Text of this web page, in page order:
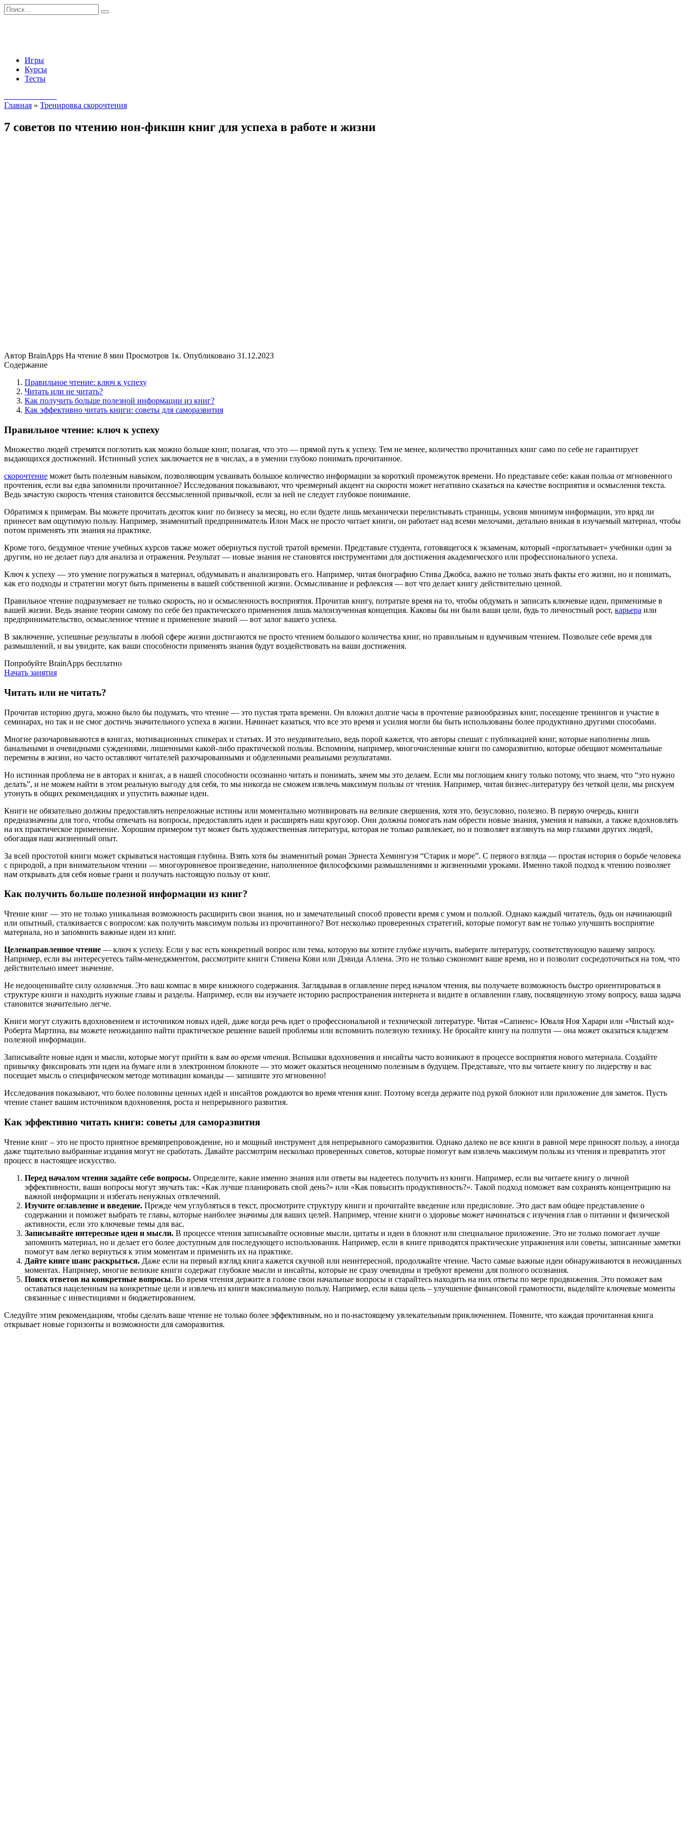
Перейти
к
Search
for:
Игры
Курсы
Тесты
Главная » Тренировка скорочтения
7 советов по чтению нон-фикшн книг для успеха в работе и жизни
Автор BrainApps На чтение 8 мин Просмотров 1к. Опубликовано 31.12.2023
Содержание
Правильное чтение: ключ к успеху
Читать или не читать?
Как получить больше полезной информации из книг?
Как эффективно читать книги: советы для саморазвития
Правильное чтение: ключ к успеху
Множество людей стремятся поглотить как можно больше книг, полагая, что это — прямой путь к успеху. Тем не менее, количество прочитанных книг само по себе не гарантирует
выдающихся достижений. Истинный успех заключается не в числах, а в умении глубоко понимать прочитанное.
скорочтение может быть полезным навыком, позволяющим усваивать большое количество информации за короткий промежуток времени. Но представьте себе: какая польза от мгновенного
прочтения, если вы едва запомнили прочитанное? Исследования показывают, что чрезмерный акцент на скорости может негативно сказаться на качестве восприятия и осмысления текста.
Ведь зачастую скорость чтения становится бессмысленной привычкой, если за ней не следует глубокое понимание.
Обратимся к примерам. Вы можете прочитать десяток книг по бизнесу за месяц, но если будете лишь механически перелистывать страницы, усвоив минимум информации, это вряд ли
принесет вам ощутимую пользу. Например, знаменитый предприниматель Илон Маск не просто читает книги, он работает над всеми мелочами, детально вникая в изучаемый материал, чтобы
потом применять эти знания на практике.
Кроме того, бездумное чтение учебных курсов также может обернуться пустой тратой времени. Представьте студента, готовящегося к экзаменам, который «проглатывает» учебники один за
другим, но не делает пауз для анализа и отражения. Результат — новые знания не становятся инструментами для достижения академического или профессионального успеха.
Ключ к успеху — это умение погружаться в материал, обдумывать и анализировать его. Например, читая биографию Стива Джобса, важно не только знать факты его жизни, но и понимать,
как его подходы и стратегии могут быть применены в вашей собственной жизни. Осмысливание и рефлексия — вот что делает книгу действительно ценной.
Правильное чтение подразумевает не только скорость, но и осмысленность восприятия. Прочитав книгу, потратьте время на то, чтобы обдумать и записать ключевые идеи, применимые в
вашей жизни. Ведь знание теории самому по себе без практического применения лишь малоизученная концепция. Каковы бы ни были ваши цели, будь то личностный рост, карьера или
предпринимательство, осмысленное чтение и применение знаний — вот залог вашего успеха.
В заключение, успешные результаты в любой сфере жизни достигаются не просто чтением большого количества книг, но правильным и вдумчивым чтением. Позвольте себе время для
размышлений, и вы увидите, как ваши способности применять знания будут воздействовать на ваши достижения.
Попробуйте BrainApps бесплатно
Начать занятия
Читать или не читать?
Прочитав историю друга, можно было бы подумать, что чтение — это пустая трата времени. Он вложил долгие часы в прочтение разнообразных книг, посещение тренингов и участие в
семинарах, но так и не смог достичь значительного успеха в жизни. Начинает казаться, что все это время и усилия могли бы быть использованы более продуктивно другими способами.
Многие разочаровываются в книгах, мотивационных спикерах и статьях. И это неудивительно, ведь порой кажется, что авторы спешат с публикацией книг, которые наполнены лишь
банальными и очевидными суждениями, лишенными какой-либо практической пользы. Вспомним, например, многочисленные книги по саморазвитию, которые обещают моментальные
перемены в жизни, но часто оставляют читателей разочарованными и обделенными реальными результатами.
Но истинная проблема не в авторах и книгах, а в нашей способности осознанно читать и понимать, зачем мы это делаем. Если мы поглощаем книгу только потому, что знаем, что “это нужно
делать”, и не можем найти в этом реальную выгоду для себя, то мы никогда не сможем извлечь максимум пользы от чтения. Например, читая бизнес-литературу без четкой цели, мы рискуем
утонуть в общих рекомендациях и упустить важные идеи.
Книги не обязательно должны предоставлять непреложные истины или моментально мотивировать на великие свершения, хотя это, безусловно, полезно. В первую очередь, книги
предназначены для того, чтобы отвечать на вопросы, предоставлять идеи и расширять наш кругозор. Они должны помогать нам обрести новые знания, умения и навыки, а также вдохновлять
на их практическое применение. Хорошим примером тут может быть художественная литература, которая не только развлекает, но и позволяет взглянуть на мир глазами других людей,
обогащая наш жизненный опыт.
За всей простотой книги может скрываться настоящая глубина. Взять хотя бы знаменитый роман Эрнеста Хемингуэя “Старик и море”. С первого взгляда — простая история о борьбе человека
с природой, а при внимательном чтении — многоуровневое произведение, наполненное философскими размышлениями и жизненными уроками. Именно такой подход к чтению позволяет
нам открывать для себя новые грани и получать настоящую пользу от книг.
Как получить больше полезной информации из книг?
Чтение книг — это не только уникальная возможность расширить свои знания, но и замечательный способ провести время с умом и пользой. Однако каждый читатель, будь он начинающий
или опытный, сталкивается с вопросом: как получить максимум пользы из прочитанного? Вот несколько проверенных стратегий, которые помогут вам не только улучшить восприятие
материала, но и запомнить важные идеи из книг.
Целенаправленное чтение — ключ к успеху. Если у вас есть конкретный вопрос или тема, которую вы хотите глубже изучить, выберите литературу, соответствующую вашему запросу.
Например, если вы интересуетесь тайм-менеджментом, рассмотрите книги Стивена Кови или Дэвида Аллена. Это не только сэкономит ваше время, но и позволит сосредоточиться на том, что
действительно имеет значение.
Не недооценивайте силу оглавления. Это ваш компас в мире книжного содержания. Заглядывая в оглавление перед началом чтения, вы получаете возможность быстро ориентироваться в
структуре книги и находить нужные главы и разделы. Например, если вы изучаете историю распространения интернета и видите в оглавлении главу, посвященную этому вопросу, ваша задача
становится значительно легче.
Книги могут служить вдохновением и источником новых идей, даже когда речь идет о профессиональной и технической литературе. Читая «Сапиенс» Юваля Ноя Харари или «Чистый код»
Роберта Мартина, вы можете неожиданно найти практическое решение вашей проблемы или вспомнить полезную технику. Не бросайте книгу на полпути — она может оказаться кладезем
полезной информации.
Записывайте новые идеи и мысли, которые могут прийти к вам во время чтения. Вспышки вдохновения и инсайты часто возникают в процессе восприятия нового материала. Создайте
привычку фиксировать эти идеи на бумаге или в электронном блокноте — это может оказаться неоценимо полезным в будущем. Представьте, что вы читаете книгу по лидерству и вас
посещает мысль о специфическом методе мотивации команды — запишите это мгновенно!
Исследования показывают, что более половины ценных идей и инсайтов рождаются во время чтения книг. Поэтому всегда держите под рукой блокнот или приложение для заметок. Пусть
чтение станет вашим источником вдохновения, роста и непрерывного развития.
Как эффективно читать книги: советы для саморазвития
Чтение книг – это не просто приятное времяпрепровождение, но и мощный инструмент для непрерывного саморазвития. Однако далеко не все книги в равной мере приносят пользу, а иногда
даже тщательно выбранные издания могут не сработать. Давайте рассмотрим несколько проверенных советов, которые помогут вам извлечь максимум пользы из чтения и превратить этот
процесс в настоящее искусство.
Перед началом чтения задайте себе вопросы. Определите, какие именно знания или ответы вы надеетесь получить из книги. Например, если вы читаете книгу о личной
эффективности, ваши вопросы могут звучать так: «Как лучше планировать свой день?» или «Как повысить продуктивность?». Такой подход поможет вам сохранять концентрацию на
важной информации и избегать ненужных отвлечений.
Изучите оглавление и введение. Прежде чем углубляться в текст, просмотрите структуру книги и прочитайте введение или предисловие. Это даст вам общее представление о
содержании и поможет выбрать те главы, которые наиболее значимы для ваших целей. Например, чтение книги о здоровье может начинаться с изучения глав о питании и физической
активности, если это ключевые темы для вас.
Записывайте интересные идеи и мысли. В процессе чтения записывайте основные мысли, цитаты и идеи в блокнот или специальное приложение. Это не только помогает лучше
запомнить материал, но и делает его более доступным для последующего использования. Например, если в книге приводятся практические упражнения или советы, записанные заметки
помогут вам легко вернуться к этим моментам и применить их на практике.
Дайте книге шанс раскрыться. Даже если на первый взгляд книга кажется скучной или неинтересной, продолжайте чтение. Часто самые важные идеи обнаруживаются в неожиданных
моментах. Например, многие великие книги содержат глубокие мысли и инсайты, которые не сразу очевидны и требуют времени для полного осознания.
Поиск ответов на конкретные вопросы. Во время чтения держите в голове свои начальные вопросы и старайтесь находить на них ответы по мере продвижения. Это поможет вам
оставаться нацеленным на конкретные цели и извлечь из книги максимальную пользу. Например, если ваша цель – улучшение финансовой грамотности, выделяйте ключевые моменты
связанные с инвестициями и бюджетированием.
Следуйте этим рекомендациям, чтобы сделать ваше чтение не только более эффективным, но и по-настоящему увлекательным приключением. Помните, что каждая прочитанная книга
открывает новые горизонты и возможности для саморазвития.